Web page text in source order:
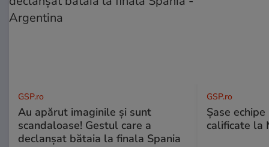
GSP.ro
Au apărut imaginile și sunt
scandaloase! Gestul care a
declanșat bătaia la finala Spania
GSP.ro
Șase
calificate la